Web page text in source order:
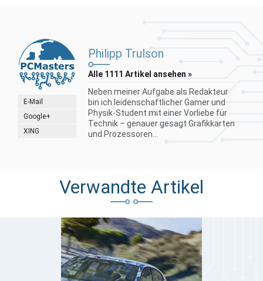
E-Mail
Google+
XING
Philipp Trulson
Alle 1111 Artikel ansehen »
Neben meiner Aufgabe als Redakteur
bin ich leidenschaftlicher Gamer und
Physik-Student mit einer Vorliebe für
Technik – genauer gesagt Grafikkarten
und Prozessoren...
Verwandte Artikel